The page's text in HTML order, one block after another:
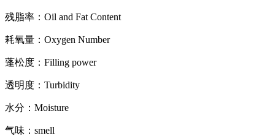
残脂率：Oil and Fat Content
耗氧量：Oxygen Number
蓬松度：Filling power
透明度：Turbidity
水分：Moisture
气味：smell